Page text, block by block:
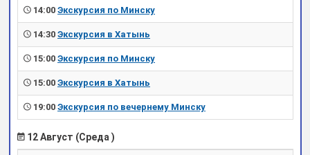
14:00 Экскурсия по Минску
14:30 Экскурсия в Хатынь
15:00 Экскурсия по Минску
15:00 Экскурсия в Хатынь
19:00 Экскурсия по вечернему Минску
12 Август (Среда )